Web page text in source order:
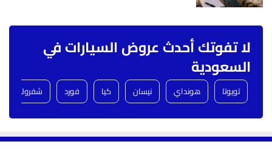
لا تفوتك أحدث عروض السيارات في
السعودية
تويوتا هونداي نيسان كيا فورد شفروليه